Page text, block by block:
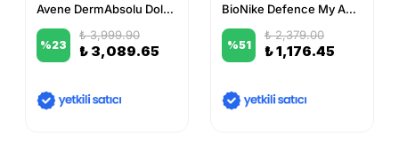
Avene DermAbsolu Dolgunlaştırıcı Gündüz Kremi 50 ml
%23
₺ 3,999.90
₺ 3,089.65
BioNike Defence My Age Pearl Revitalising Night Cream 50 ml
%51
₺ 2,379.00
₺ 1,176.45